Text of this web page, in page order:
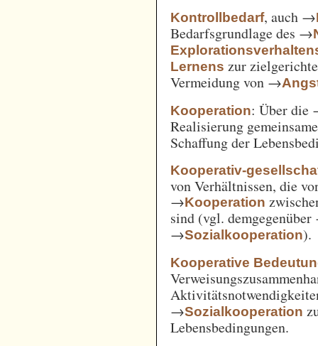
Kontrollbedarf, auch →
Bedarfsgrundlage des →
Lernens zur
Vermeidung von →
Kooperation: Über
Realisierung
Schaffung der
Kooperativ-
von Verhältnissen, die
→Kooperation
sind (vgl.
→Sozialkooperation).
Kooperative
→Sozialkooperation
Lebensbedingungen.